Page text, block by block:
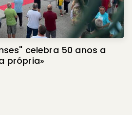
celebra 50 anos a
própria»